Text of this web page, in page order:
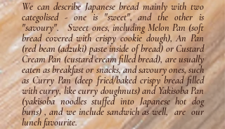
We can describe Japanese bread mainly with two
categolised - one is "sweet", and the other is
"savoury". Sweet ones, including Melon Pan (soft
bread covered with crispy cookie dough), An Pan
(red bean (adzuki) paste inside of bread) or Custard
Cream Pan (custard cream filled bread), are usually
eaten as breakfast or snacks, and savoury ones, such
as Curry Pan (deep fried/baked crispy bread filled
with curry, like curry doughnuts) and Yakisoba Pan
(yakisoba noodles stuffed into Japanese hot dog
buns) , and we include sandwich as well, are our
lunch favourite.